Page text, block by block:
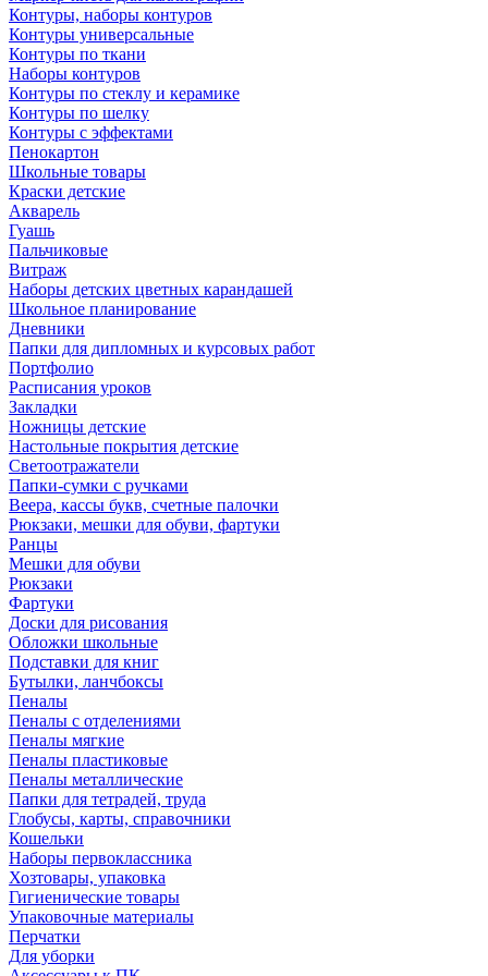
Контуры, наборы контуров
Контуры универсальные
Контуры по ткани
Наборы контуров
Контуры по стеклу и керамике
Контуры по шелку
Контуры с эффектами
Пенокартон
Школьные товары
Краски детские
Акварель
Гуашь
Пальчиковые
Витраж
Наборы детских цветных карандашей
Школьное планирование
Дневники
Папки для дипломных и курсовых работ
Портфолио
Расписания уроков
Закладки
Ножницы детские
Настольные покрытия детские
Светоотражатели
Папки-сумки с ручками
Веера, кассы букв, счетные палочки
Рюкзаки, мешки для обуви, фартуки
Ранцы
Мешки для обуви
Рюкзаки
Фартуки
Доски для рисования
Обложки школьные
Подставки для книг
Бутылки, ланчбоксы
Пеналы
Пеналы с отделениями
Пеналы мягкие
Пеналы пластиковые
Пеналы металлические
Папки для тетрадей, труда
Глобусы, карты, справочники
Кошельки
Наборы первоклассника
Хозтовары, упаковка
Гигиенические товары
Упаковочные материалы
Перчатки
Для уборки